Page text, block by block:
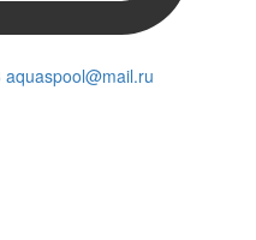
aquaspool@mail.ru